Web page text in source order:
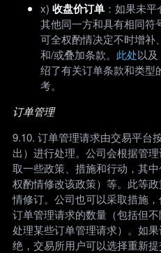
x) 收盘价订单 ：如果未
其他同一方和具有相同符
可全权酌情决定不时增补
和/或叠加条款。 此处以
绍了有关订单条款和类型
考。
订单管理
9.10. 订单管理请求由交易平台
出）进行处理。公司会根据管
取一些政策、措施和行动，其
权酌情修改该政策）等。此等
情修订。公司也可以采取措施
订单管理请求的数量（包括但
处理某些订单管理请求）。如
绝，交易所用户可以选择重新提